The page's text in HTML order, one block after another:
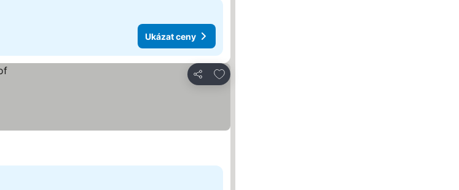
Ukázat ceny
Sdílet
Přidat na seznam oblíbených hotelů